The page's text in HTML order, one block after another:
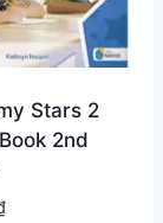
Stars 2
2nd